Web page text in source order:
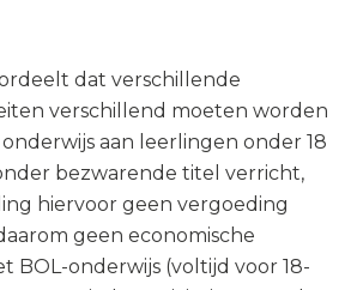
dat verschillende
verschillend moeten worden
aan leerlingen onder 18
bezwarende titel verricht,
hiervoor geen vergoeding
geen economische
BOL-onderwijs (voltijd voor 18-